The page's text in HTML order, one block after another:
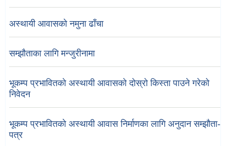
अस्थायी आवासको नमुना ढाँचा
सम्झौताका लागि मन्जुरीनामा
भूकम्प प्रभावितको अस्थायी आवासको दोस्रो किस्ता पाउने गरेको
निवेदन
भूकम्प प्रभावितको अस्थायी आवास निर्माणका लागि अनुदान सम्झौता-
पत्र